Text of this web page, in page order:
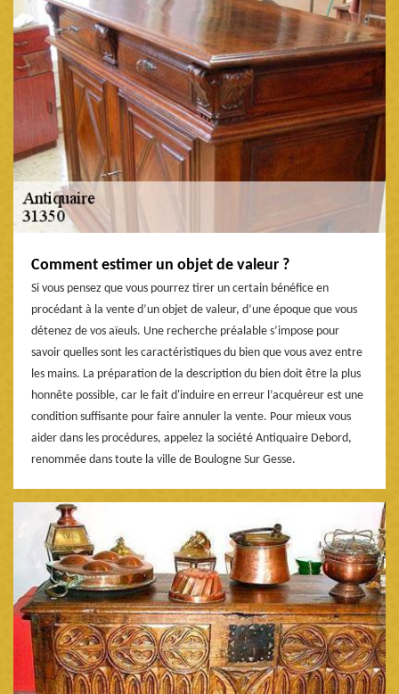
Comment estimer un objet de valeur ?
Si vous pensez que vous pourrez tirer un certain bénéfice en
procédant à la vente d’un objet de valeur, d’une époque que vous
détenez de vos aïeuls. Une recherche préalable s’impose pour
savoir quelles sont les caractéristiques du bien que vous avez entre
les mains. La préparation de la description du bien doit être la plus
honnête possible, car le fait d'induire en erreur l’acquéreur est une
condition suffisante pour faire annuler la vente. Pour mieux vous
aider dans les procédures, appelez la société Antiquaire Debord,
renommée dans toute la ville de Boulogne Sur Gesse.